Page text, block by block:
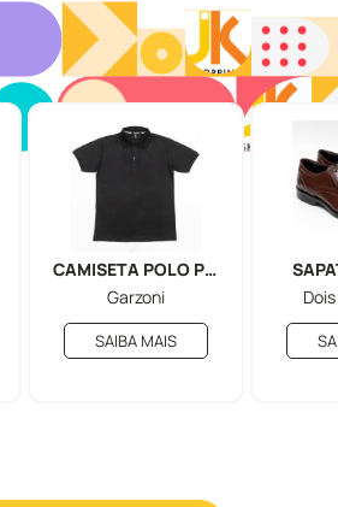
CAMISETA POLO PRIME
Garzoni
SAIBA MAIS